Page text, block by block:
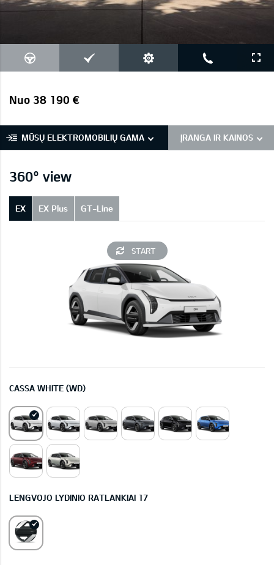
Nuo 38 190 €
MŪSŲ ELEKTROMOBILIŲ GAMA ĮRANGA IR KAINOS
360° view
EX EX Plus GT-Line
START
CASSA WHITE (WD)
LENGVOJO LYDINIO RATLANKIAI 17